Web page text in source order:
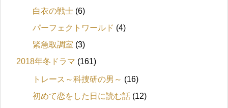
白衣の戦士 (6)
パーフェクトワールド (4)
緊急取調室 (3)
2018年冬ドラマ (161)
トレース～科捜研の男～ (16)
初めて恋をした日に読む話 (12)